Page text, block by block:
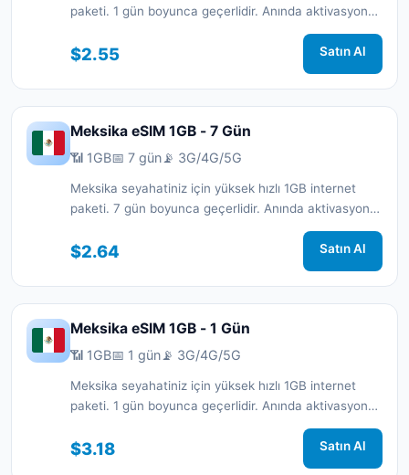
paketi. 1 gün boyunca geçerlidir. Anında aktivasyon
$2.55 Satın Al
Meksika eSIM 1GB - 7 Gün
📶 1GB📅 7 gün📡 3G/4G/5G
Meksika seyahatiniz için yüksek hızlı 1GB internet
paketi. 7 gün boyunca geçerlidir. Anında aktivasyon
$2.64 Satın Al
Meksika eSIM 1GB - 1 Gün
📶 1GB📅 1 gün📡 3G/4G/5G
Meksika seyahatiniz için yüksek hızlı 1GB internet
paketi. 1 gün boyunca geçerlidir. Anında aktivasyon
$3.18 Satın Al